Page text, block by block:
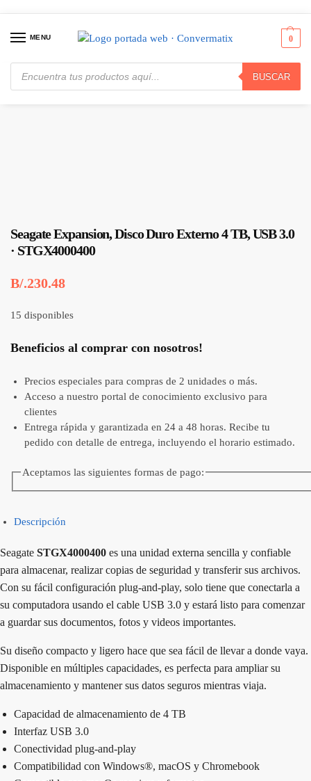
MENU
BUSCAR
0
Inicio / Almacenamiento / Discos Duros Externos Seagate Expansion, Disco Duro Externo 4 TB, USB 3.0 · STGX4000400
Seagate Expansion, Disco Duro Externo 4 TB, USB 3.0
· STGX4000400
B/.230.48
15 disponibles
Beneficios al comprar con nosotros!
Precios especiales para compras de 2 unidades o más.
Acceso a nuestro portal de conocimiento exclusivo para
clientes
Entrega rápida y garantizada en 24 a 48 horas. Recibe tu
pedido con detalle de entrega, incluyendo el horario estimado.
Aceptamos las siguientes formas de pago:
Descripción
Seagate STGX4000400 es una unidad externa sencilla y confiable
para almacenar, realizar copias de seguridad y transferir sus archivos.
Con su fácil configuración plug-and-play, solo tiene que conectarla a
su computadora usando el cable USB 3.0 y estará listo para comenzar
a guardar sus documentos, fotos y videos importantes.
Su diseño compacto y ligero hace que sea fácil de llevar a donde vaya.
Disponible en múltiples capacidades, es perfecta para ampliar su
almacenamiento y mantener sus datos seguros mientras viaja.
Capacidad de almacenamiento de 4 TB
Interfaz USB 3.0
Conectividad plug-and-play
Compatibilidad con Windows®, macOS y Chromebook